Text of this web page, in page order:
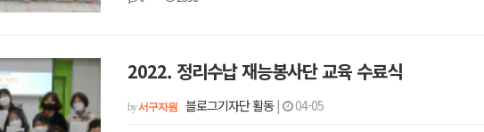
2022. 정리수납 재능봉사단 교육 수료식
by서구자원 블로그기자단 활동 | 04-05